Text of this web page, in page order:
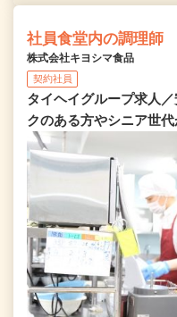
社員食堂内の調理師
株式会社キヨシマ食品
契約社員
タイヘイグループ求人
クのある方やシニア世代